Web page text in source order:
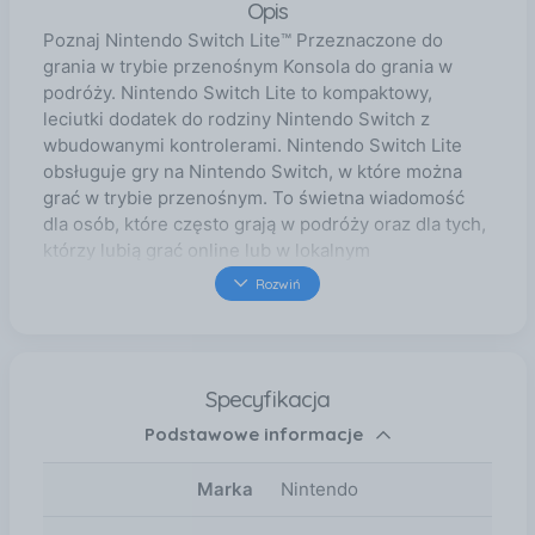
Opis
Poznaj Nintendo Switch Lite™ Przeznaczone do
grania w trybie przenośnym Konsola do grania w
podróży. Nintendo Switch Lite to kompaktowy,
leciutki dodatek do rodziny Nintendo Switch z
wbudowanymi kontrolerami. Nintendo Switch Lite
obsługuje gry na Nintendo Switch, w które można
grać w trybie przenośnym. To świetna wiadomość
dla osób, które często grają w podróży oraz dla tych,
którzy lubią grać online lub w lokalnym
bezprzewodowym multiplayerze z przyjaciółmi i
rodziną, a już posiadają konsolę Nintendo Switch.
obsługuje wszystkie gry na Nintendo Switch, w które
można grać w trybie przenośnym. Jeśli gra wymaga
rumble, IR Motion Camera i Joy-Con motion sensors,
Rozwiń
Specyfikacja
Podstawowe informacje
Marka Nintendo